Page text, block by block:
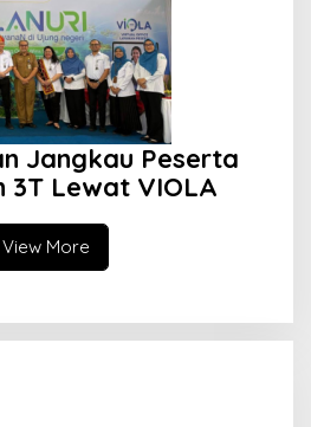
Jangkau Peserta
3T Lewat VIOLA
View More